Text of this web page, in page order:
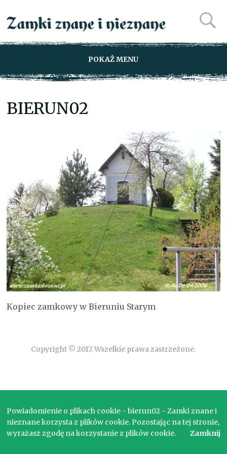
POKAŻ MENU
BIERUN02
Kopiec zamkowy w Bieruniu Starym
Copyright © 2017. Wszelkie prawa zastrzeżone.
Powiadomienie o plikach cookie - bierun02 - Zamki znane i
nieznane korzysta z plików cookie. Pozostając na tej stronie,
wyrażasz zgodę na korzystanie z plików cookie.
Zamknij